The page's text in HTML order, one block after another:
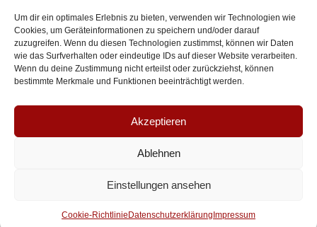
Um dir ein optimales Erlebnis zu bieten, verwenden wir Technologien wie
Cookies, um Geräteinformationen zu speichern und/oder darauf
zuzugreifen. Wenn du diesen Technologien zustimmst, können wir Daten
wie das Surfverhalten oder eindeutige IDs auf dieser Website verarbeiten.
Wenn du deine Zustimmung nicht erteilst oder zurückziehst, können
bestimmte Merkmale und Funktionen beeinträchtigt werden.
Akzeptieren
Ablehnen
Einstellungen ansehen
Cookie-Richtlinie Datenschutzerklärung Impressum